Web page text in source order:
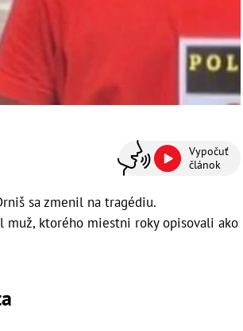
Vypočuť
článok
sa zmenil na tragédiu.
muž, ktorého miestni roky opisovali ako